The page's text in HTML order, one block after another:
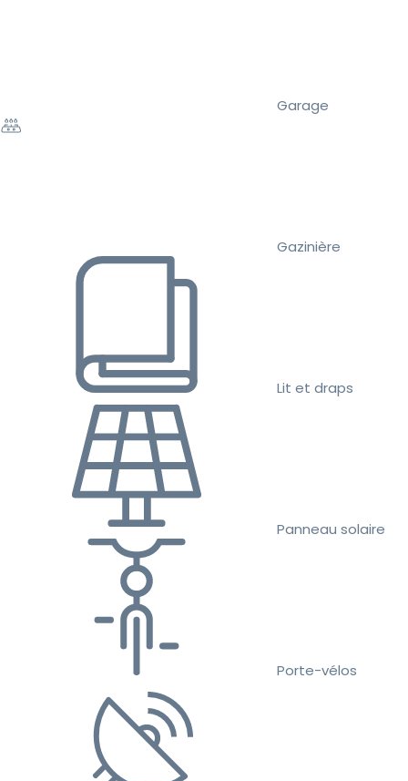
Garage
Gazinière
Lit et draps
Panneau solaire
Porte-vélos